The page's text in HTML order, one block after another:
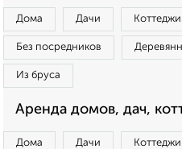
Дома Дачи Коттеджи
Без посредников
Из бруса
Аренда домов, дач,
Дома Дачи Коттеджи